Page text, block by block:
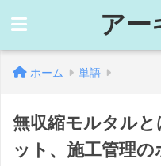
アー
ホーム 単語
無収縮モルタルと
ット、施工管理